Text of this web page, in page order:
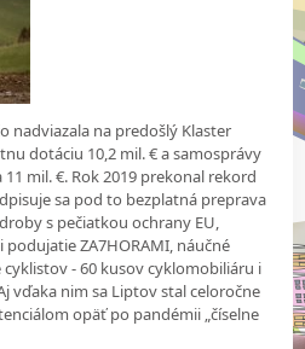
nadviazala na predošlý Klaster
dotáciu 10,2 mil. € a samosprávy
mil. €. Rok 2019 prekonal rekord
sa pod to bezplatná preprava
s pečiatkou ochrany EU,
ZA7HORAMI, náučné
- 60 kusov cyklomobiliáru i
vďaka nim sa Liptov stal celoročne
opäť po pandémii „číselne